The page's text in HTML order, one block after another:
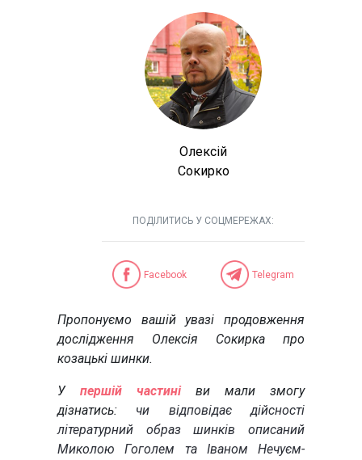
Олексій
Сокирко
ПОДІЛИТИСЬ У СОЦМЕРЕЖАХ:
Facebook Telegram
Пропонуємо вашій увазі продовження
дослідження Олексія Сокирка про
козацькі шинки.
У першій частині
ви мали змогу
дізнатись: чи відповідає дійсності
літературний образ шинків описаний
Миколою Гоголем та Іваном Нечуєм-